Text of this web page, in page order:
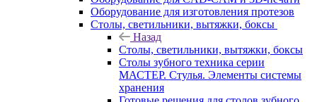
Оборудование для изготовления протезов
Cтолы, светильники, вытяжки, боксы
Назад
Cтолы, светильники, вытяжки, боксы
Столы зубного техника серии
МАСТЕР. Стулья. Элементы системы
хранения